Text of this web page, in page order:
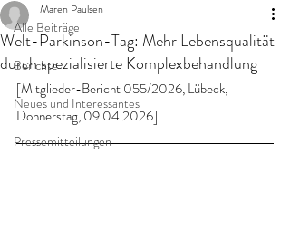
Alle Beiträge
Berichte
Neues und Interessantes
Pressemitteilungen
Welt-Parkinson-Tag: Mehr Lebensqualität
durch spezialisierte Komplexbehandlung
Maren Paulsen
[Mitglieder-Bericht 055/2026, Lübeck,
Donnerstag, 09.04.2026]